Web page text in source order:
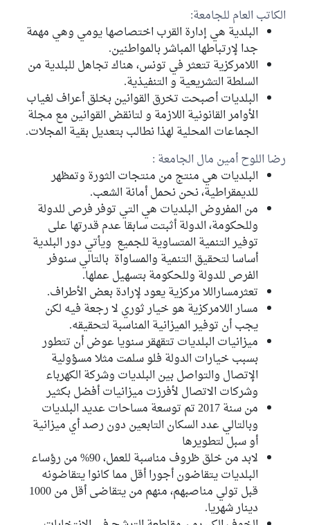
الكاتب العام للجامعة:
البلدية هي إدارة القرب اختصاصها يومي وهي مهمة
جدا لإرتباطها المباشر بالمواطنين.
اللامركزية تتعثر في تونس، هناك تجاهل للبلدية من
السلطة التشريعية و التنفيذية.
البلديات أصبحت تخرق القوانين بخلق أعراف لغياب
الأوامر القانونية اللازمة و لتانقض القوانين مع مجلة
الجماعات المحلية لهذا نطالب بتعديل بقية المجلات.
رضا اللوح أمين مال الجامعة :
البلديات هي منتج من منتجات الثورة وتمظهر
للديمقراطية، نحن نحمل أمانة الشعب.
من المفروض البلديات هي التي توفر فرص للدولة
وللحكومة، الدولة أثبتت سابقا عدم قدرتها على
توفير التنمية المتساوية للجميع ويأتي دور البلدية
أساسا لتحقيق التنمية والمساواة بالتالي سنوفر
الفرص للدولة وللحكومة بتسهيل عملها.
تعثرمساراللا مركزية يعود لإرادة بعض الأطراف.
مسار اللامركزية هو خيار ثوري لا رجعة فيه لكن
يجب أن توفير الميزانية المناسبة لتحقيقه.
ميزانيات البلديات تتقهقر سنويا عوض أن تتطور
بسبب خيارات الدولة فلو سلمت مثلا مسؤولية
الإتصال والتواصل بين البلديات وشركة الكهرباء
وشركات الاتصال لأفرزت ميزانيات أفضل بكثير
من سنة 2017 تم توسعة مساحات عديد البلديات
وبالتالي عدد السكان التابعين دون رصد أي ميزانية
أو سبل لتطويرها
لابد من خلق ظروف مناسبة للعمل، 90% من رؤساء
البلديات يتقاضون أجورا أقل مما كانوا يتقاضونه
قبل تولي مناصبهم، منهم من يتقاضى أقل من 1000
دينار شهريا.